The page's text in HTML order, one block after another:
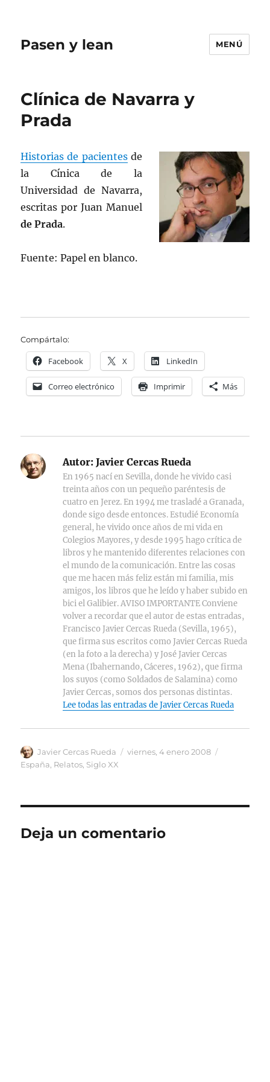
Pasen y lean MENÚ
Clínica de Navarra y
Prada
Historias de pacientesde
la Cínica de la
Universidad de Navarra,
escritas por Juan Manuel
de Prada.
Fuente: Papel en blanco.
Compártalo:
Facebook X LinkedIn
Correo electrónico Imprimir Más
Autor: Javier Cercas Rueda
En 1965 nací en Sevilla, donde he vivido casi
treinta años con un pequeño paréntesis de
cuatro en Jerez. En 1994 me trasladé a Granada,
donde sigo desde entonces. Estudié Economía
general, he vivido once años de mi vida en
Colegios Mayores, y desde 1995 hago crítica de
libros y he mantenido diferentes relaciones con
el mundo de la comunicación. Entre las cosas
que me hacen más feliz están mi familia, mis
amigos, los libros que he leído y haber subido en
bici el Galibier. AVISO IMPORTANTE Conviene
volver a recordar que el autor de estas entradas,
Francisco Javier Cercas Rueda (Sevilla, 1965),
que firma sus escritos como Javier Cercas Rueda
(en la foto a la derecha) y José Javier Cercas
Mena (Ibahernando, Cáceres, 1962), que firma
los suyos (como Soldados de Salamina) como
Javier Cercas, somos dos personas distintas.
Lee todas las entradas de Javier Cercas Rueda
Autor
Javier Cercas Rueda
Publicado
viernes, 4 enero 2008
España Relatos Siglo XX
Deja un comentario